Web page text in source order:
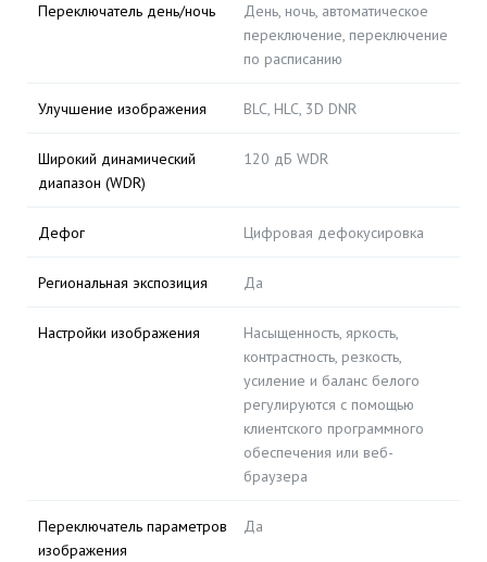
Переключатель день/ночь
День, ночь, автоматическое
переключение, переключение
по расписанию
Улучшение изображения BLC, HLC, 3D DNR
Широкий динамический
диапазон (WDR)
120 дБ WDR
Дефог Цифровая дефокусировка
Региональная экспозиция Да
Настройки изображения
Насыщенность, яркость,
контрастность, резкость,
усиление и баланс белого
регулируются с помощью
клиентского программного
обеспечения или веб-
браузера
Переключатель параметров
изображения
Да